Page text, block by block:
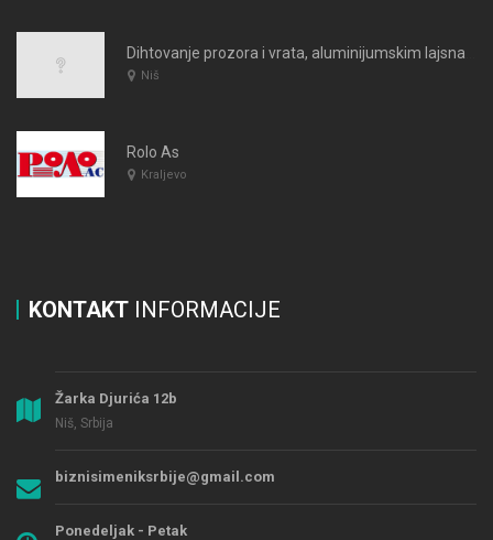
Niš
Rolo As
Kraljevo
KONTAKT INFORMACIJE
Žarka Djurića 12b
Niš, Srbija
biznisimeniksrbije@gmail.com
Ponedeljak - Petak